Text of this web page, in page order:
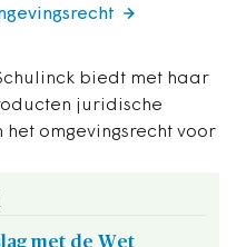
biedt met haar
juridische
het omgevingsrecht voor
met de Wet